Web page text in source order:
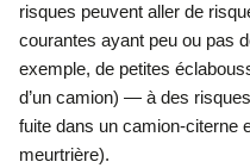
risques peuvent aller de
courantes ayant peu ou pas
exemple, de petites
d’un camion) — à des
fuite dans un camion-citerne
meurtrière).